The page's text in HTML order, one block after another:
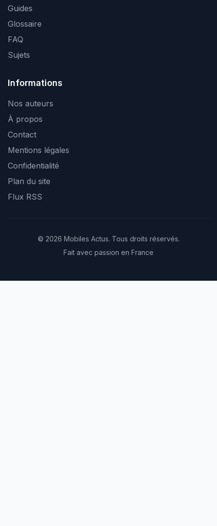
Guides
Glossaire
FAQ
Sujets
Informations
Nos auteurs
À propos
Contact
Mentions légales
Confidentialité
Plan du site
Flux RSS
© 2026 Mobiles Actus. Tous droits réservés.
Fait avec passion en France